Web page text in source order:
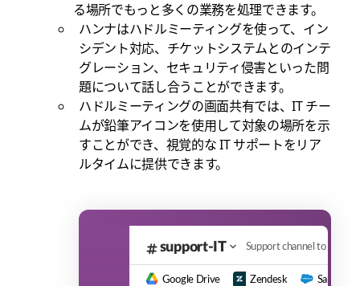
る場所でもっと多くの業務を処理できます。
ハンナはハドルミーティングを使って、イン
シデント対応、チケットシステムとのインテ
グレーション、セキュリティ侵害といった問
題について話し合うことができます。
ハドルミーティングの画面共有では、IT チー
ムが鉛筆アイコンを使用して対象の場所を示
すことができ、視覚的な IT サポートをリア
ルタイムに提供できます。
support-IT Support channel to triage
Google Drive Zendesk